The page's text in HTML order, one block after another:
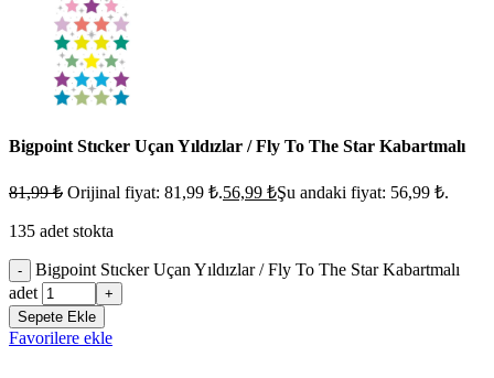
Bigpoint Stıcker Uçan Yıldızlar / Fly To The Star Kabartmalı
81,99₺ Orijinal fiyat: 81,99 ₺.56,99 ₺Şu andaki fiyat: 56,99 ₺.
135 adet stokta
-
Bigpoint Stıcker Uçan Yıldızlar / Fly To The Star Kabartmalı
adet
+
Sepete Ekle
Favorilere ekle